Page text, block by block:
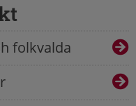
folkvalda